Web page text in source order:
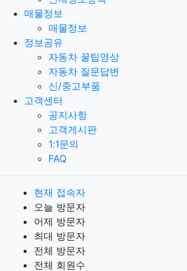
매물정보
매물정보
정보공유
자동차 꿀팁영상
자동차 질문답변
신/중고부품
고객센터
공지사항
고객게시판
1:1문의
FAQ
현재 접속자
오늘 방문자
어제 방문자
최대 방문자
전체 방문자
전체 회원수